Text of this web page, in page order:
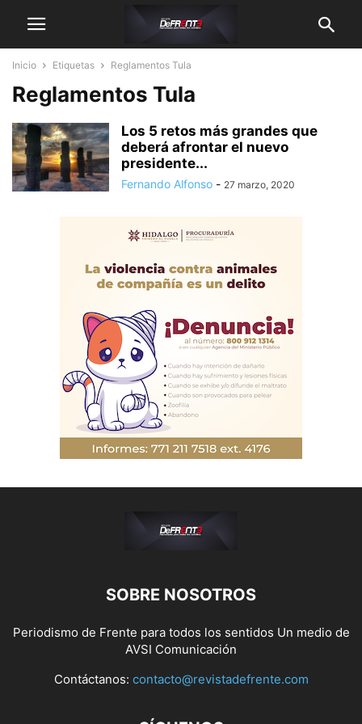
Inicio Etiquetas Reglamentos Tula
Reglamentos Tula
Los 5 retos más grandes que
deberá afrontar el nuevo
presidente...
Fernando Alfonso - 27 marzo, 2020
SOBRE NOSOTROS
Periodismo de Frente para todos los sentidos Un medio de
AVSI Comunicación
Contáctanos: contacto@revistadefrente.com